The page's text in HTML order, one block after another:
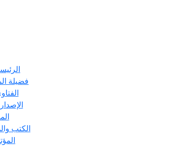
فضيلة
الكتب